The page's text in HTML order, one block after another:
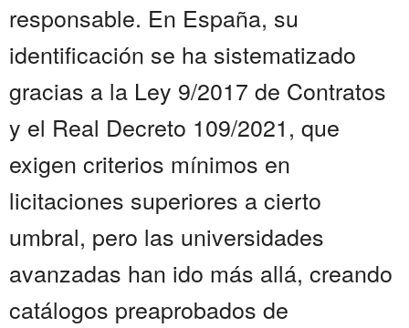
responsable. En España, su
identificación se ha sistematizado
gracias a la Ley 9/2017 de Contratos
y el Real Decreto 109/2021, que
exigen criterios mínimos en
licitaciones superiores a cierto
umbral, pero las universidades
avanzadas han ido más allá, creando
catálogos preaprobados de